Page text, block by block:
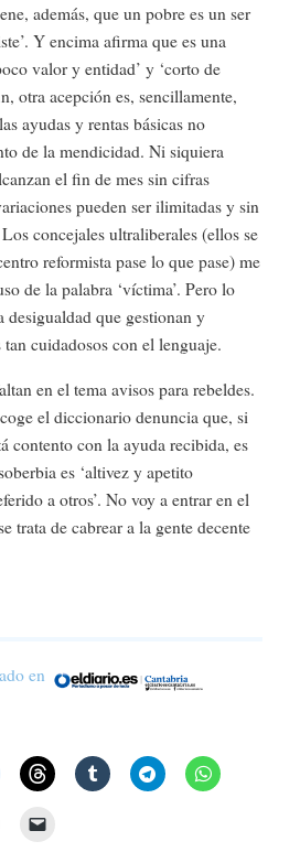
además, que un pobre es un ser
Y encima afirma que es una
valor y entidad’ y ‘corto de
otra acepción es, sencillamente,
ayudas y rentas básicas no
de la mendicidad. Ni siquiera
el fin de mes sin cifras
pueden ser ilimitadas y sin
concejales ultraliberales (ellos se
reformista pase lo que pase) me
de la palabra ‘víctima’. Pero lo
desigualdad que gestionan y
tan cuidadosos con el lenguaje.
en el tema avisos para rebeldes.
el diccionario denuncia que, si
contento con la ayuda recibida, es
es ‘altivez y apetito
a otros’. No voy a entrar en el
trata de cabrear a la gente decente
en